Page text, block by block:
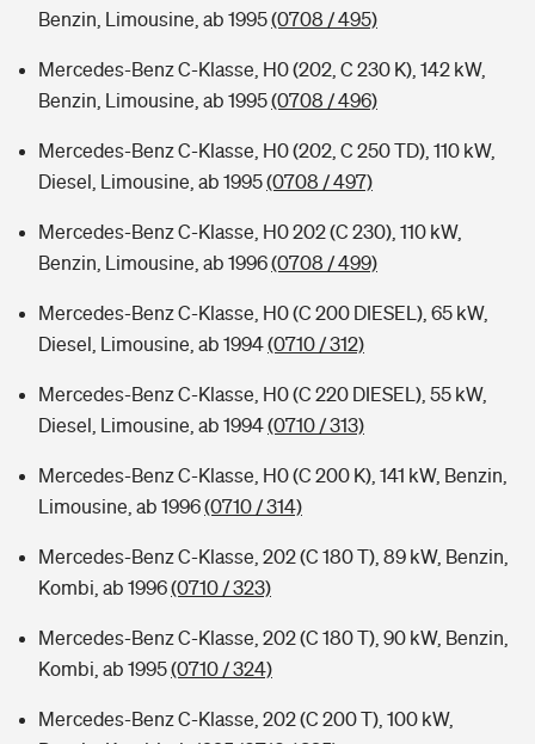
Benzin, Limousine, ab 1995(0708 / 495)
Mercedes-Benz C-Klasse, H0 (202, C 230 K), 142 kW,
Benzin, Limousine, ab 1995(0708 / 496)
Mercedes-Benz C-Klasse, H0 (202, C 250 TD), 110 kW,
Diesel, Limousine, ab 1995(0708 / 497)
Mercedes-Benz C-Klasse, H0 202 (C 230), 110 kW,
Benzin, Limousine, ab 1996(0708 / 499)
Mercedes-Benz C-Klasse, H0 (C 200 DIESEL), 65 kW,
Diesel, Limousine, ab 1994(0710 / 312)
Mercedes-Benz C-Klasse, H0 (C 220 DIESEL), 55 kW,
Diesel, Limousine, ab 1994(0710 / 313)
Mercedes-Benz C-Klasse, H0 (C 200 K), 141 kW, Benzin,
Limousine, ab 1996(0710 / 314)
Mercedes-Benz C-Klasse, 202 (C 180 T), 89 kW, Benzin,
Kombi, ab 1996(0710 / 323)
Mercedes-Benz C-Klasse, 202 (C 180 T), 90 kW, Benzin,
Kombi, ab 1995(0710 / 324)
Mercedes-Benz C-Klasse, 202 (C 200 T), 100 kW,